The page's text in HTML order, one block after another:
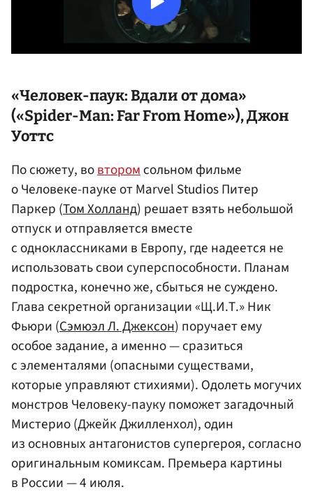
«Человек-паук: Вдали от дома»
(«Spider-Man: Far From Home»),Джон
Уоттс
По сюжету, вовторомсольном фильме
о Человеке-пауке от Marvel Studios Питер
Паркер (Том Холланд) решает взять небольшой
отпуск и отправляется вместе
с одноклассниками в Европу, где надеется не
использовать свои суперспособности. Планам
подростка, конечно же, сбыться не суждено.
Глава секретной организации «Щ.И.Т.» Ник
Фьюри (Сэмюэл Л. Джексон) поручает ему
особое задание, а именно — сразиться
с элементалями (опасными существами,
которые управляют стихиями). Одолеть могучих
монстров Человеку-пауку поможет загадочный
Мистерио (Джейк Джилленхол), один
из основных антагонистов супергероя, согласно
оригинальным комиксам. Премьера картины
в России — 4 июля.